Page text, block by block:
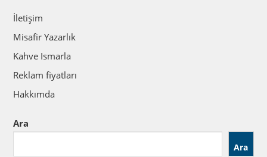
İletişim
Misafir Yazarlık
Kahve Ismarla
Reklam fiyatları
Hakkımda
Ara
Ara